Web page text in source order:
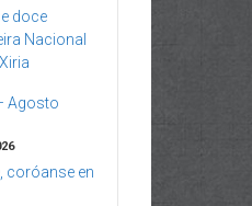
doce
Nacional
Agosto
coróanse en